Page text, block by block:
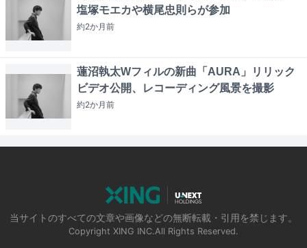
塩塚モエカや横尾忠則らが参加
約2か月前
蓮沼執太Wフィルの新曲「AURA」リリック
ビデオ公開、レコーディング風景を撮影
約2か月前
当サイトのすべての文章や画像などの無断転載・引用を禁じます。
Copyright XING INC.All Rights Reserved.